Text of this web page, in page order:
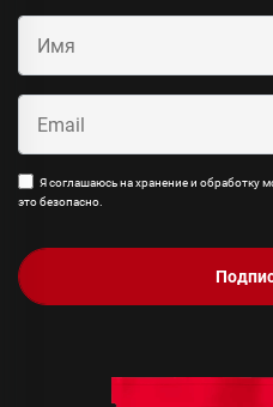
Я соглашаюсь на хранение и обработку
это безопасно.